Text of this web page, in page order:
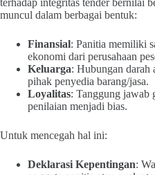
terhadap integritas tender bernilai
muncul dalam berbagai bentuk:
Finansial: Panitia memiliki
ekonomi dari perusahaan
Keluarga: Hubungan darah
pihak penyedia barang/jasa.
Loyalitas: Tanggung jawab
penilaian menjadi bias.
Untuk mencegah hal ini:
Deklarasi Kepentingan: